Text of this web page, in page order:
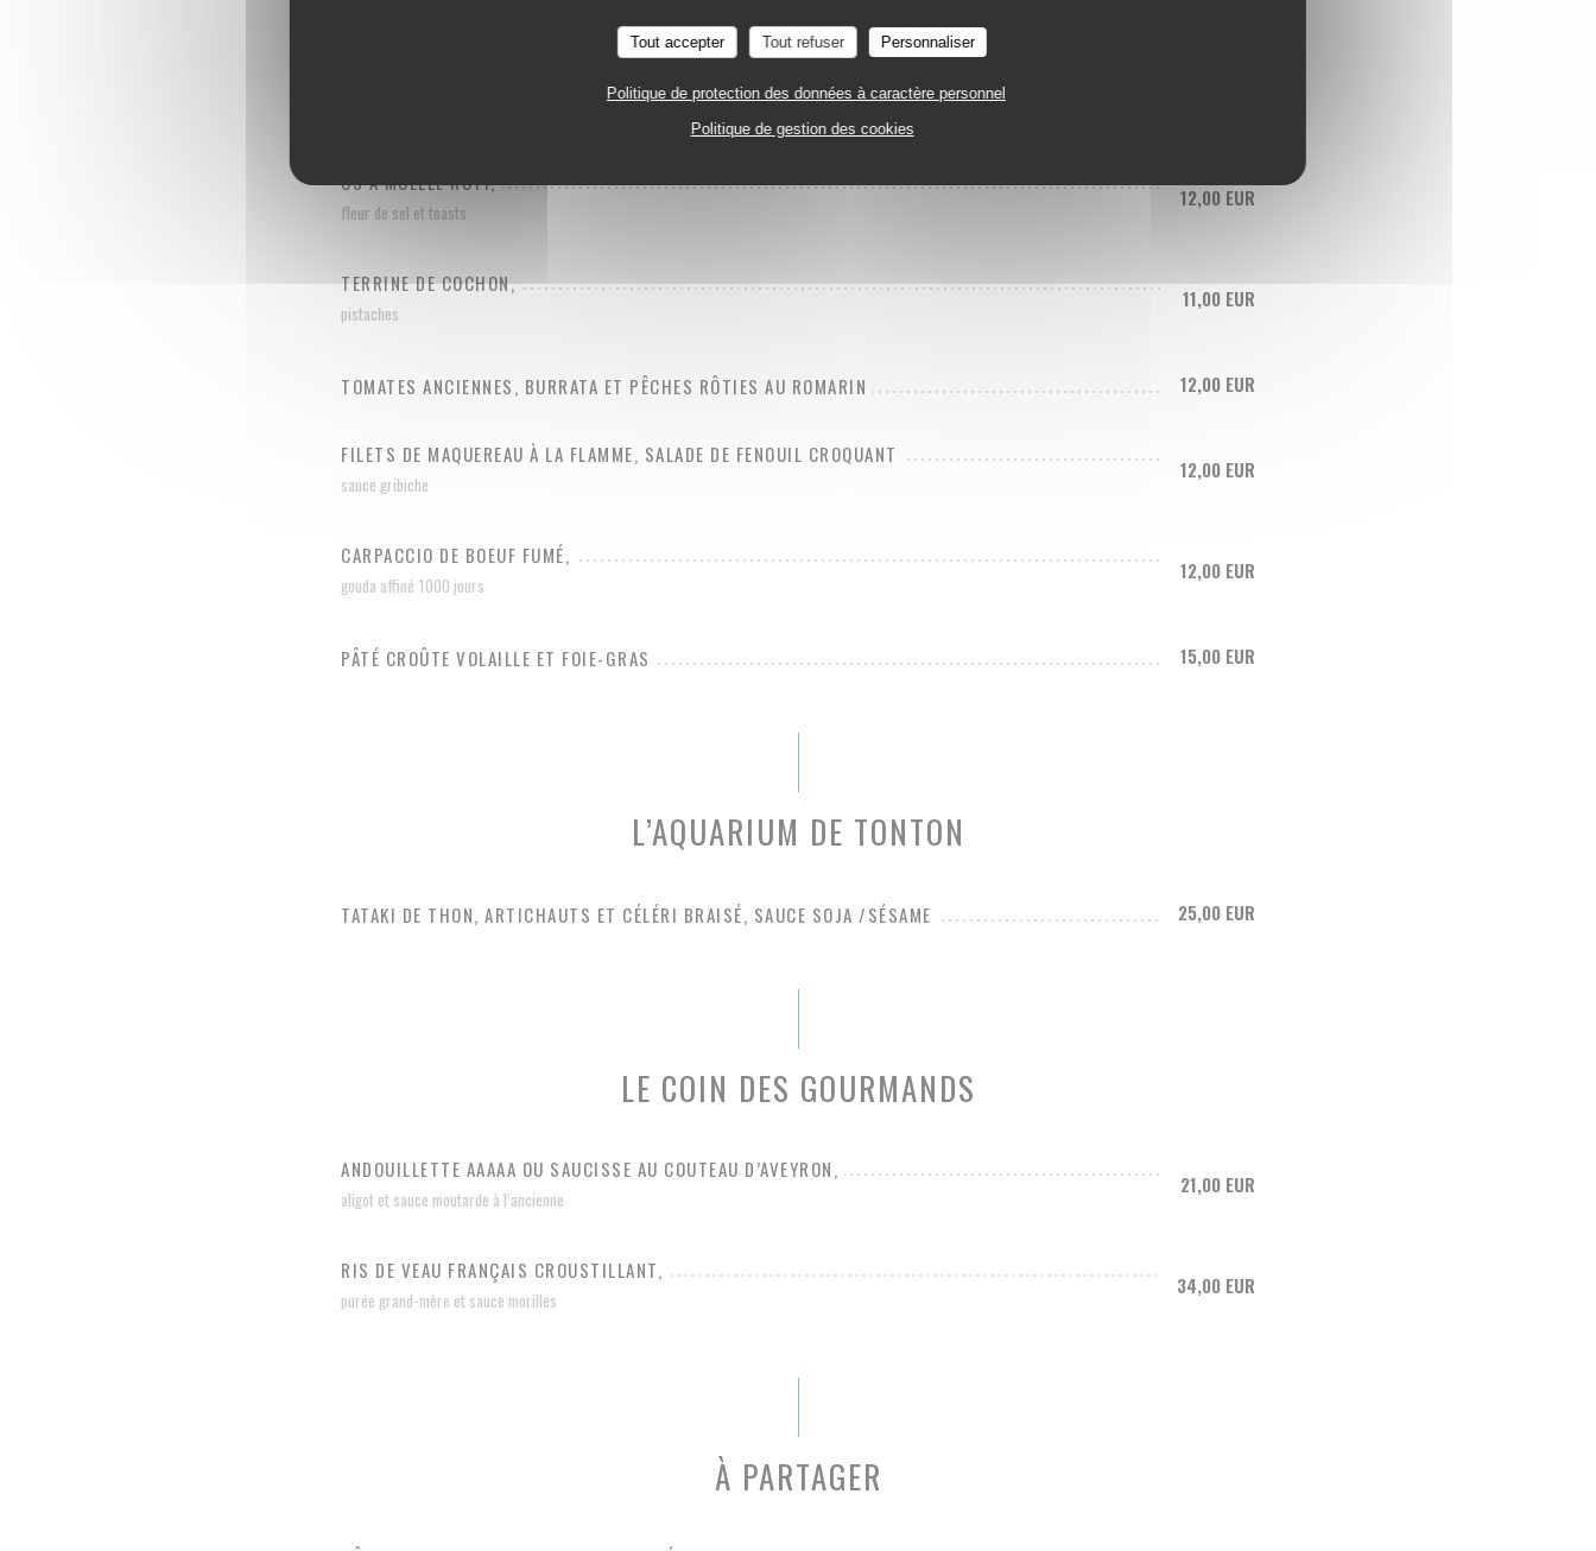
Tout accepter Tout refuser Personnaliser
Politique de protection des données à caractère personnel
Politique de gestion des cookies
LES ENTRÉES
OS À MOELLE RÔTI,
fleur de sel et toasts
12,00 EUR
TERRINE DE COCHON,
pistaches
11,00 EUR
TOMATES ANCIENNES, BURRATA ET PÊCHES RÔTIES AU ROMARIN 12,00 EUR
FILETS DE MAQUEREAU À LA FLAMME, SALADE DE FENOUIL CROQUANT
sauce gribiche
12,00 EUR
CARPACCIO DE BOEUF FUMÉ,
gouda affiné 1000 jours
12,00 EUR
PÂTÉ CROÛTE VOLAILLE ET FOIE-GRAS 15,00 EUR
L’AQUARIUM DE TONTON
TATAKI DE THON, ARTICHAUTS ET CÉLÉRI BRAISÉ, SAUCE SOJA /SÉSAME 25,00 EUR
LE COIN DES GOURMANDS
ANDOUILLETTE AAAAA OU SAUCISSE AU COUTEAU D’AVEYRON,
aligot et sauce moutarde à l’ancienne
21,00 EUR
RIS DE VEAU FRANÇAIS CROUSTILLANT,
purée grand-mère et sauce morilles
34,00 EUR
À PARTAGER